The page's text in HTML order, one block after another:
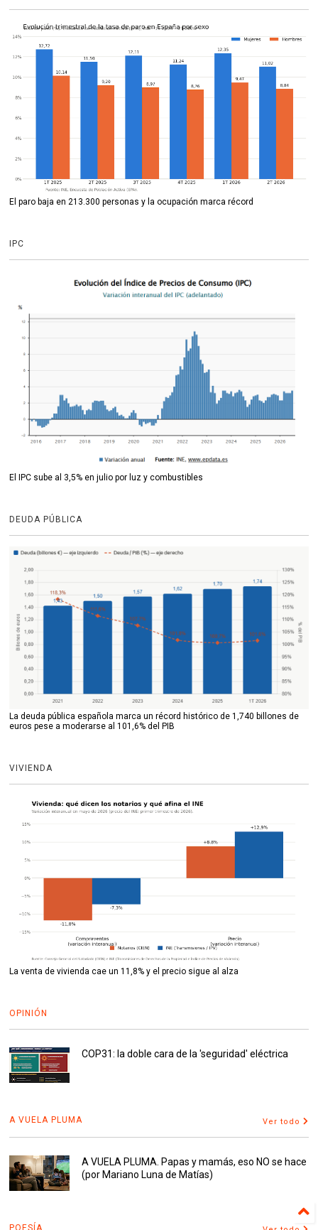
El paro baja en 213.300 personas y la ocupación marca récord
IPC
El IPC sube al 3,5% en julio por luz y combustibles
DEUDA PÚBLICA
La deuda pública española marca un récord histórico de 1,740 billones de
euros pese a moderarse al 101,6% del PIB
VIVIENDA
La venta de vivienda cae un 11,8% y el precio sigue al alza
OPINIÓN
COP31: la doble cara de la 'seguridad' eléctrica
A VUELA PLUMA Ver todo
A VUELA PLUMA. Papas y mamás, eso NO se hace
(por Mariano Luna de Matías)
POESÍA